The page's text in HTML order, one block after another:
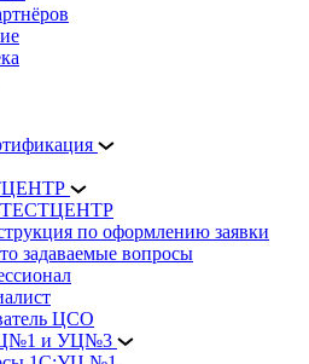
ТЕСТЦЕНТР
по оформлению заявки
задаваемые вопросы
ЦСО
и УЦ№3